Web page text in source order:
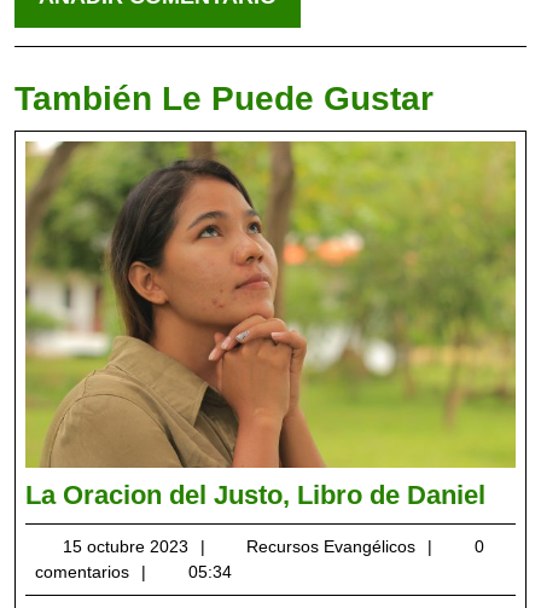
También Le Puede Gustar
La Oracion del Justo, Libro de Daniel
15 octubre 2023
octubre
2023
Recursos Evangélicos
Recursos
0
comentarios
05:34